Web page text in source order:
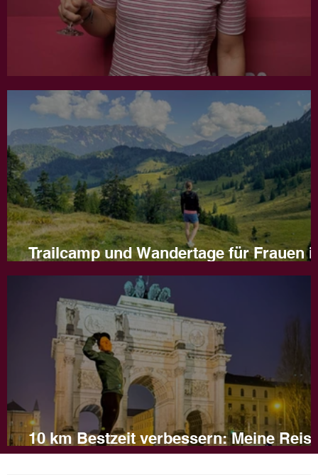
Jahresrückblick 2025
Trailcamp und Wandertage für Frauen
Naturns
10 km Bestzeit verbessern: Meine
und Tipps für dein Training